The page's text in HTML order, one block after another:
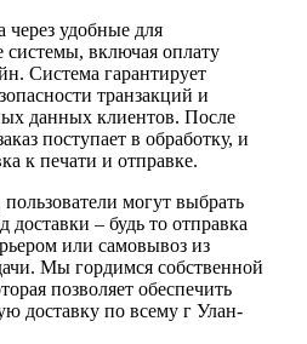
удобные для
системы, включая оплату
Система гарантирует
транзакций и
данных клиентов. После
поступает в обработку, и
к печати и отправке.
могут выбрать
– будь то отправка
или самовывоз из
Мы гордимся собственной
позволяет обеспечить
доставку по всему г Улан-